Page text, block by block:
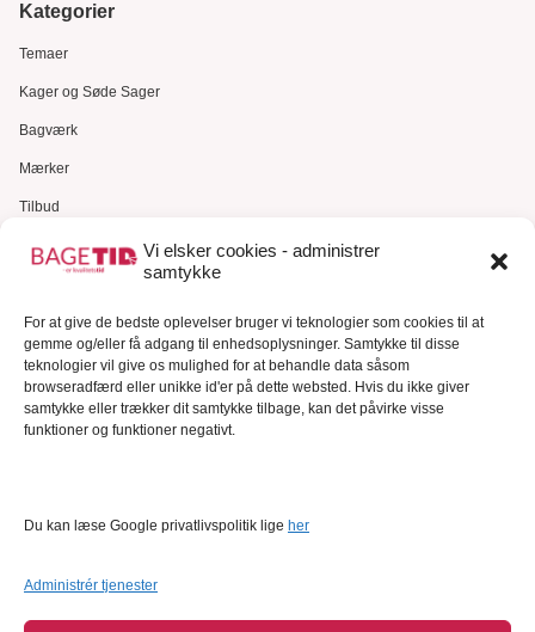
Vi elsker cookies - administrer
samtykke
For at give de bedste oplevelser bruger vi teknologier som cookies til at
gemme og/eller få adgang til enhedsoplysninger. Samtykke til disse
teknologier vil give os mulighed for at behandle data såsom
browseradfærd eller unikke id'er på dette websted. Hvis du ikke giver
samtykke eller trækker dit samtykke tilbage, kan det påvirke visse
funktioner og funktioner negativt.
Du kan læse Google privatlivspolitik lige her
Administrér tjenester
Kategorier
Temaer
Kager og Søde Sager
Bagværk
Mærker
Tilbud
Gavekort
Kundeservice
Kundeservice
FAQ – Ofte stillede spørgsmål
Om Bagetid.dk
Se Fødevarestyrelsens smiley-rapporter